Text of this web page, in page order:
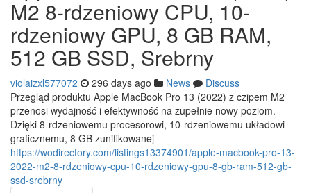
M2 8-rdzeniowy CPU, 10-
rdzeniowy GPU, 8 GB RAM,
512 GB SSD, Srebrny
violaizxl577072 296 days ago News
Discuss
Przegląd produktu Apple MacBook Pro 13 (2022) z czipem M2
przenosi wydajność i efektywność na zupełnie nowy poziom.
Dzięki 8-rdzeniowemu procesorowi, 10-rdzeniowemu układowi
graficznemu, 8 GB zunifikowanej
https://wodirectory.com/listings13374901/apple-macbook-pro-13-
2022-m2-8-rdzeniowy-cpu-10-rdzeniowy-gpu-8-gb-ram-512-gb-
ssd-srebrny